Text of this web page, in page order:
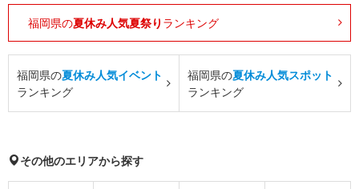
福岡県の夏休み人気夏祭り ランキング
福岡県の夏休み人気イベント
ランキング
福岡県の夏休み人気スポット
ランキング
その他のエリアから探す